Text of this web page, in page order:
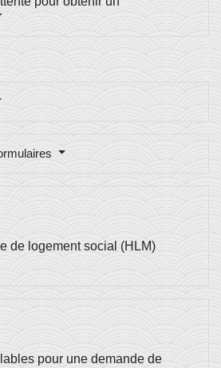
de logement social (HLM)
pour une demande de